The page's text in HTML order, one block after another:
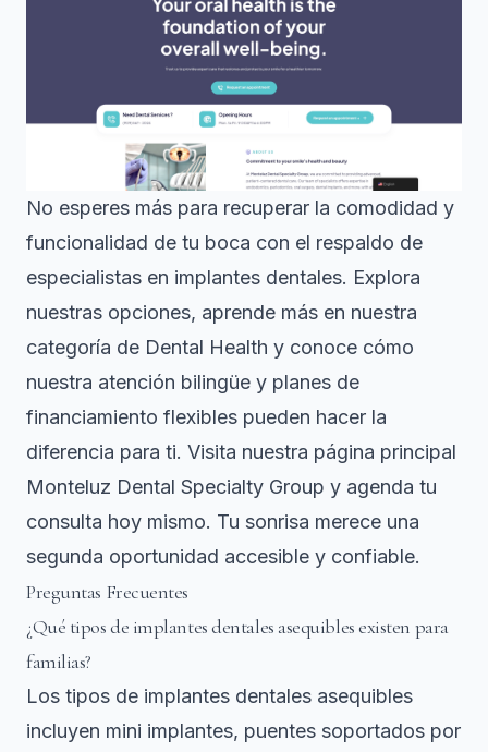
No esperes más para recuperar la comodidad y
funcionalidad de tu boca con el respaldo de
especialistas en implantes dentales. Explora
nuestras opciones, aprende más en nuestra
categoría de Dental Health y conoce cómo
nuestra atención bilingüe y planes de
financiamiento flexibles pueden hacer la
diferencia para ti. Visita nuestra página principal
Monteluz Dental Specialty Group y agenda tu
consulta hoy mismo. Tu sonrisa merece una
segunda oportunidad accesible y confiable.
Preguntas Frecuentes
¿Qué tipos de implantes dentales asequibles existen para
familias?
Los tipos de implantes dentales asequibles
incluyen mini implantes, puentes soportados por